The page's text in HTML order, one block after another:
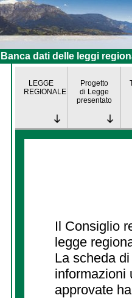
Banca dati delle leggi
LEGGE
REGIONALE
Progetto
di Legge
presentato
Il Consiglio
legge
La scheda
informazioni
approvate